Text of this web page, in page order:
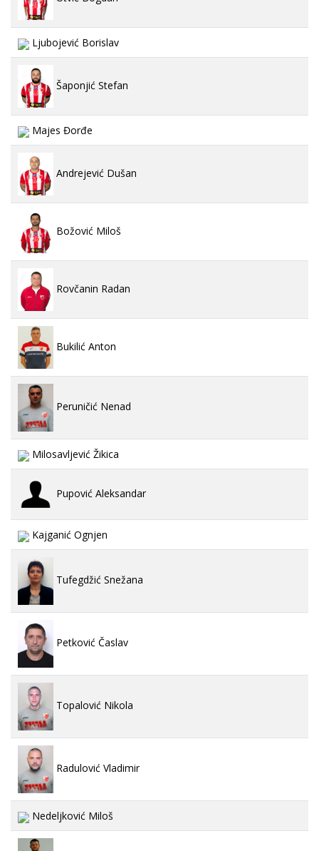
Ljubojević Borislav
Šaponjić Stefan
Majes Đorđe
Andrejević Dušan
Božović Miloš
Rovčanin Radan
Bukilić Anton
Peruničić Nenad
Milosavljević Žikica
Pupović Aleksandar
Kajganić Ognjen
Tufegdžić Snežana
Petković Časlav
Topalović Nikola
Radulović Vladimir
Nedeljković Miloš